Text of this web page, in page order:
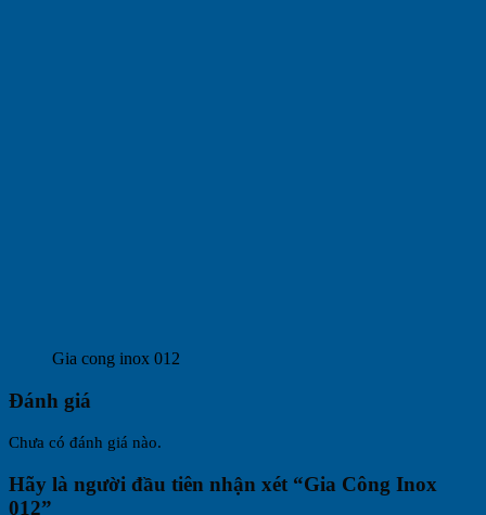
Gia cong inox 012
Đánh giá
Chưa có đánh giá nào.
Hãy là người đầu tiên nhận xét “Gia Công Inox
012”